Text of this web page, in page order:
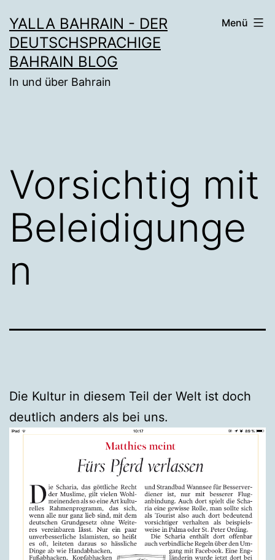
Inhalt
springen
YALLA BAHRAIN - DER
DEUTSCHSPRACHIGE
BAHRAIN BLOG
In und über Bahrain
Menü
Vorsichtig mit
Beleidigunge
n
Die Kultur in diesem Teil der Welt ist doch
deutlich anders als bei uns.